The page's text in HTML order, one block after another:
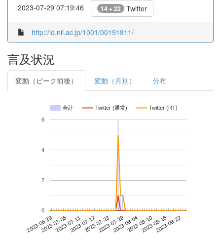
2023-07-29 07:19:46 14 + 22 Twitter
http://id.nii.ac.jp/1001/00191811/
言及状況
変動（ピーク前後） 変動（月別） 分布
合計 Twitter (通常) Twitter (RT)
2023-06-292023-07-052023-07-112023-07-172023-07-232023-07-292023-08-042023-08-102023-08-162023-08-22
0
2
4
6